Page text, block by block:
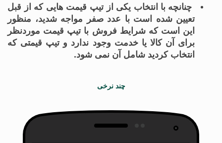
چنانچه با انتخاب یکی از تیپ قیمت هایی که از قبل
تعیین شده است با عدد صفر مواجه شدید، منظور
این است که شرایط فروش با تیپ قیمت موردنظر
برای آن کالا یا خدمت وجود ندارد و تیپ قیمتی که
انتخاب کردید شامل آن نمی شود.
چند نرخی